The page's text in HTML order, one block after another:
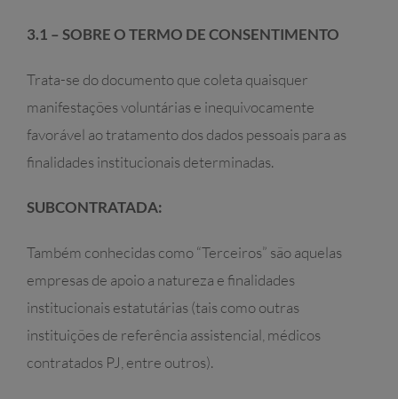
3.1 – SOBRE O TERMO DE CONSENTIMENTO
Trata-se do documento que coleta quaisquer
manifestações voluntárias e inequivocamente
favorável ao tratamento dos dados pessoais para as
finalidades institucionais determinadas.
SUBCONTRATADA:
Também conhecidas como “Terceiros” são aquelas
empresas de apoio a natureza e finalidades
institucionais estatutárias (tais como outras
instituições de referência assistencial, médicos
contratados PJ, entre outros).